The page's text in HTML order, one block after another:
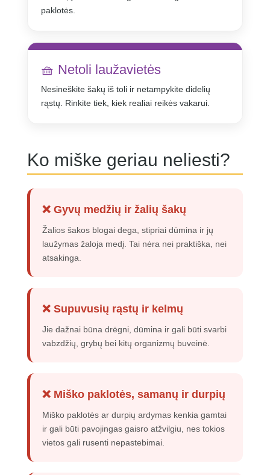
paklotės.
🧺 Netoli laužavietės
Nesineškite šakų iš toli ir netampykite didelių
rąstų. Rinkite tiek, kiek realiai reikės vakarui.
Ko miške geriau neliesti?
❌ Gyvų medžių ir žalių šakų
Žalios šakos blogai dega, stipriai dūmina ir jų
laužymas žaloja medį. Tai nėra nei praktiška, nei
atsakinga.
❌ Supuvusių rąstų ir kelmų
Jie dažnai būna drėgni, dūmina ir gali būti svarbi
vabzdžių, grybų bei kitų organizmų buveinė.
❌ Miško paklotės, samanų ir durpių
Miško paklotės ar durpių ardymas kenkia gamtai
ir gali būti pavojingas gaisro atžvilgiu, nes tokios
vietos gali rusenti nepastebimai.